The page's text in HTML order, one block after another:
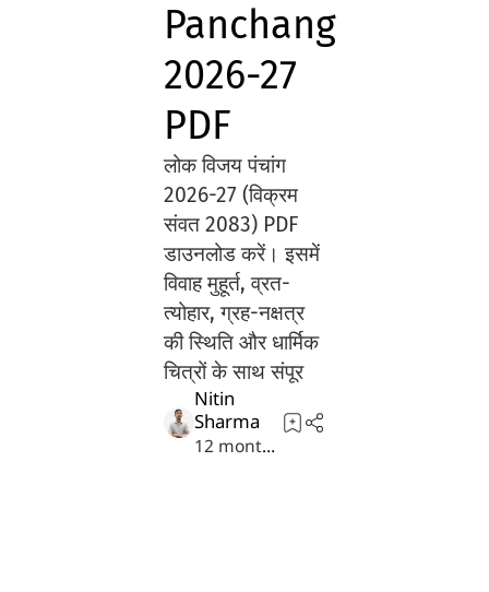
Panchang
2026-27
PDF
लोक विजय पंचांग
2026-27 (विक्रम
संवत 2083) PDF
डाउनलोड करें। इसमें
विवाह मुहूर्त, व्रत-
त्योहार, ग्रह-नक्षत्र
की स्थिति और धार्मिक
चित्रों के साथ संपूर
12 months ago